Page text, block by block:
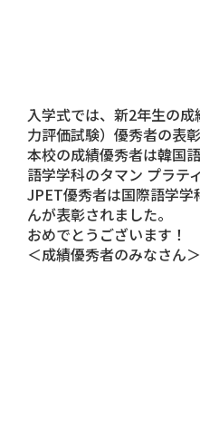
入学式では、新2年生の
力評価試験）優秀者の表
本校の成績優秀者は韓国
語学学科のタマン プラテ
JPET優秀者は国際語学学
んが表彰されました。
おめでとうございます！
＜成績優秀者のみなさん＞